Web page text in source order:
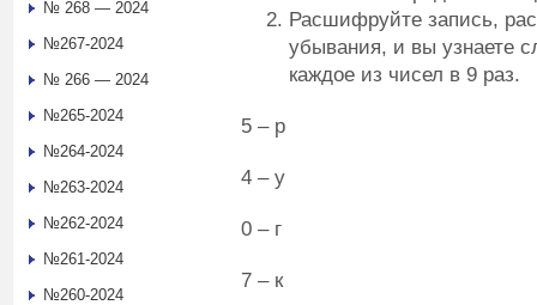
Расшифруйте запись,
убывания, и вы узнаете
каждое из чисел в 9 раз.
5 – р
4 – у
0 – г
7 – к
№ 268 — 2024
№267-2024
№ 266 — 2024
№265-2024
№264-2024
№263-2024
№262-2024
№261-2024
№260-2024